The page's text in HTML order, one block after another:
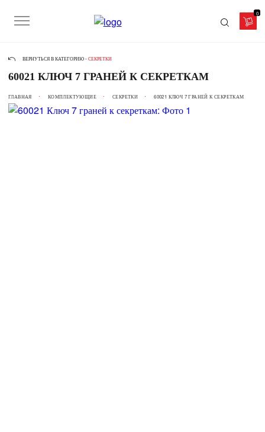
0
ВЕРНУТЬСЯ В КАТЕГОРИЮ - СЕКРЕТКИ
60021 КЛЮЧ 7 ГРАНЕЙ К СЕКРЕТКАМ
ГЛАВНАЯ КОМПЛЕКТУЮЩИЕ СЕКРЕТКИ 60021 КЛЮЧ 7 ГРАНЕЙ К СЕКРЕТКАМ